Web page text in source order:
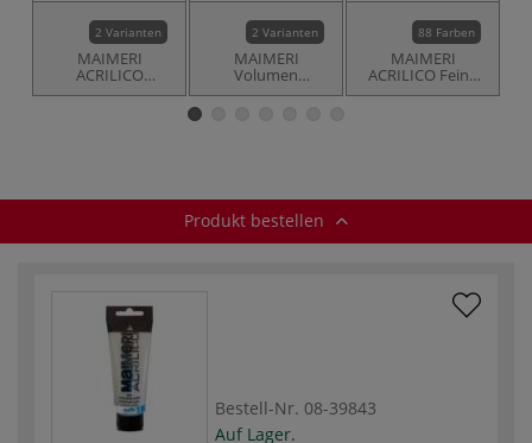
2 Varianten
MAIMERI
ACRILICO
Medium Extra
2 Varianten
MAIMERI
Volumen
Leichtacryl-
88 Farben
MAIMERI
ACRILICO Feine
Acrylfarben
Produkt bestellen
Bestell-Nr. 08-39843
Auf Lager.